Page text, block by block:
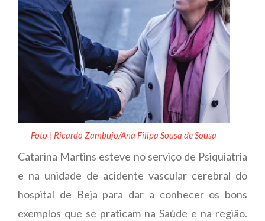
Foto | Ricardo Zambujo/Ana Filipa Sousa de Sousa
Catarina Martins esteve no serviço de Psiquiatria
e na unidade de acidente vascular cerebral do
hospital de Beja para dar a conhecer os bons
exemplos que se praticam na Saúde e na região.